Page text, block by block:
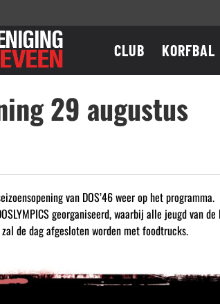
CLUB KORFBAL
29 augustus
van DOS’46 weer op het programma.
georganiseerd, waarbij alle jeugd van
de dag afgesloten worden met foodtrucks.